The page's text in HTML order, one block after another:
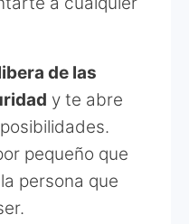
de las
y te abre
pequeño que
persona que